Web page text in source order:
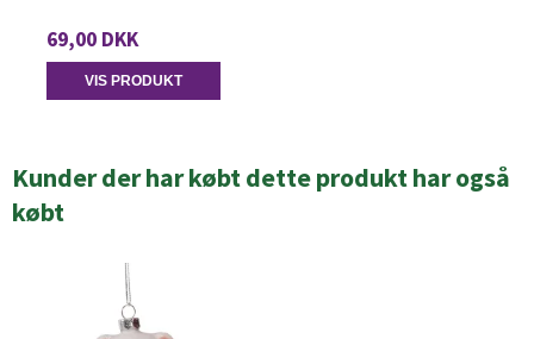
69,00 DKK
VIS PRODUKT
Kunder der har købt dette produkt har også
købt